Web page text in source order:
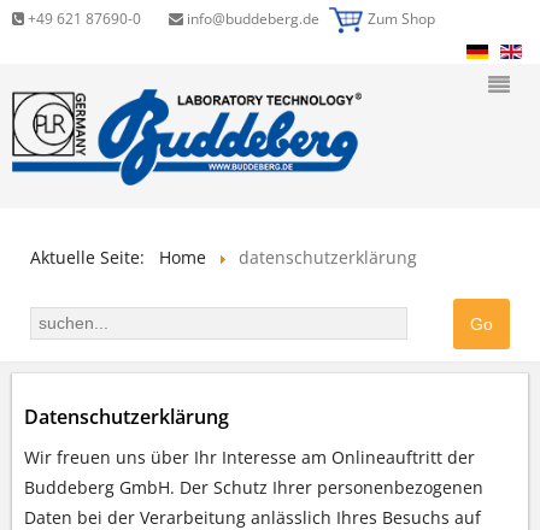
+49 621 87690-0 info@buddeberg.de Zum Shop
Aktuelle Seite: Home datenschutzerklärung
Datenschutzerklärung
Wir freuen uns über Ihr Interesse am Onlineauftritt der
Buddeberg GmbH. Der Schutz Ihrer personenbezogenen
Daten bei der Verarbeitung anlässlich Ihres Besuchs auf